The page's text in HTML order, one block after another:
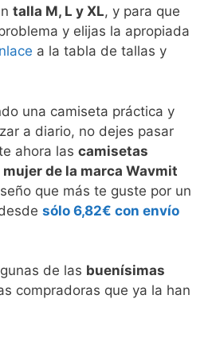
talla M, L y XL, y para que
y elijas la apropiada
a la tabla de tallas y
una camiseta práctica y
a diario, no dejes pasar
ahora las camisetas
de la marca Wavmit
que más te guste por un
sólo 6,82€ con envío
de las buenísimas
compradoras que ya la han